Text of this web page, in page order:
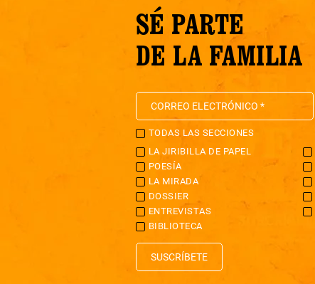
SÉ PARTE
DE LA FAMILIA
TODAS LAS SECCIONES
LA JIRIBILLA DE PAPEL
POESÍA
LA MIRADA
DOSSIER
ENTREVISTAS
BIBLIOTECA
SUSCRÍBETE